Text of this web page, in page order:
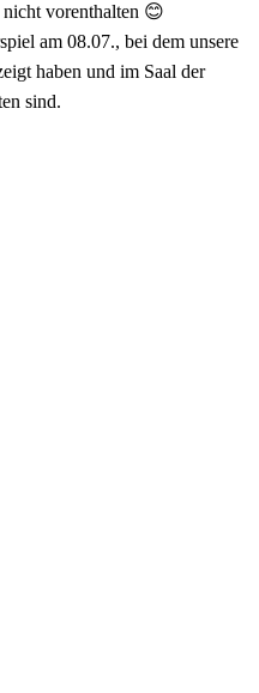
vorenthalten 😊
am 08.07., bei dem unsere
haben und im Saal der
sind.